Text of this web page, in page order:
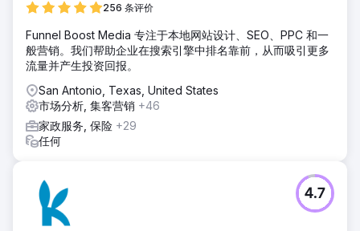
256 条评价
Funnel Boost Media 专注于本地网站设计、SEO、PPC 和一
般营销。我们帮助企业在搜索引擎中排名靠前，从而吸引更多
流量并产生投资回报。
San Antonio, Texas, United States
市场分析, 集客营销 +46
家政服务, 保险 +29
任何
4.7